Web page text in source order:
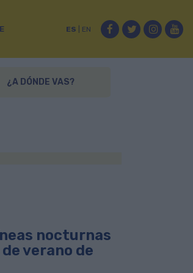
Facebook
Twitter
ES EN
¿A DÓNDE VAS?
nocturnas
verano de